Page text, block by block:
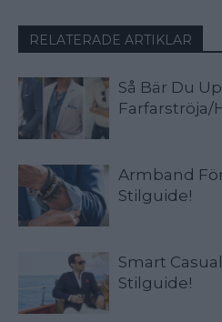
RELATERADE ARTIKLAR
Så Bär Du
Farfarströja/
Armband
Stilguide!
Smart
Stilguide!